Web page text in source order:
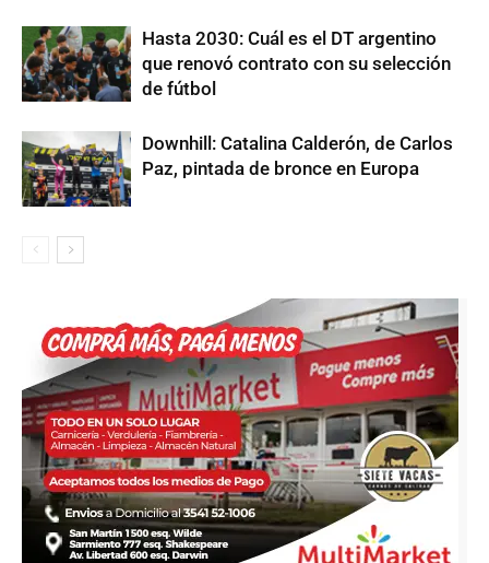
Hasta 2030: Cuál es el DT argentino
que renovó contrato con su selección
de fútbol
Downhill: Catalina Calderón, de Carlos
Paz, pintada de bronce en Europa